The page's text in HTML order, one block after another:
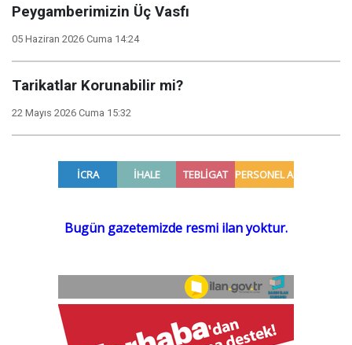
Peygamberimizin Üç Vasfı
05 Haziran 2026 Cuma 14:24
Tarikatlar Korunabilir mi?
22 Mayıs 2026 Cuma 15:32